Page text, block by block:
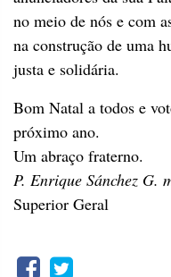
no meio de nós e com
na construção de uma
justa e solidária.
Bom Natal a todos e
próximo ano.
Um abraço fraterno.
P. Enrique Sánchez G.
Superior Geral